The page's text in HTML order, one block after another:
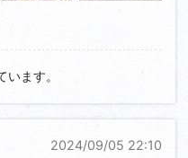
ら東へ直線距離5.2km
がこちらの城館は様々
てくる城館です。調べ
討伐に功が有り、その
います。
2024/09/05 22:10